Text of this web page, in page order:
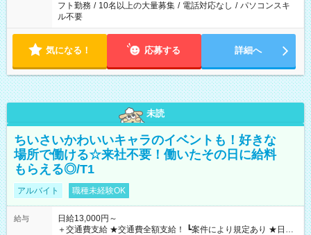
フト勤務 / 10名以上の大量募集 / 電話対応なし / パソコンスキ
ル不要
気になる！ 応募する 詳細へ
未読
ちいさいかわいいキャラのイベントも！好きな
場所で働ける☆来社不要！働いたその日に給料
もらえる◎/T1
アルバイト 職種未経験OK
給与
日給13,000円～
＋交通費支給 ★交通費全額支給！ ┗案件により規定あり ★日払